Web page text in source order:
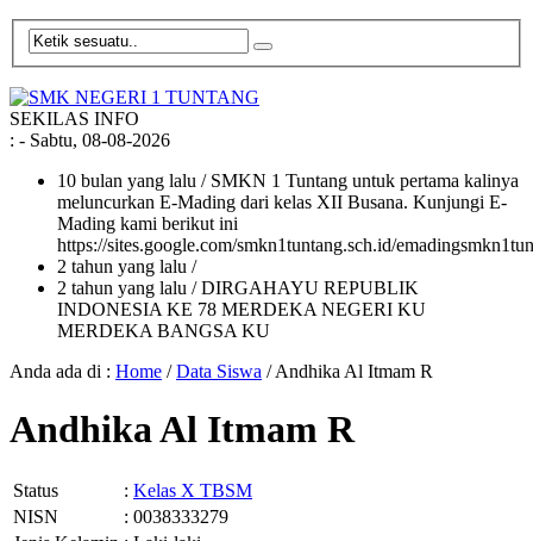
SEKILAS INFO
: - Sabtu, 08-08-2026
10 bulan yang lalu / SMKN 1 Tuntang untuk pertama kalinya
meluncurkan E-Mading dari kelas XII Busana. Kunjungi E-
Mading kami berikut ini
https://sites.google.com/smkn1tuntang.sch.id/
2 tahun yang lalu /
2 tahun yang lalu / DIRGAHAYU REPUBLIK
INDONESIA KE 78 MERDEKA NEGERI KU
MERDEKA BANGSA KU
Anda ada di : Home /Data Siswa /Andhika Al Itmam R
Andhika Al Itmam R
Status : Kelas X TBSM
NISN
: 0038333279